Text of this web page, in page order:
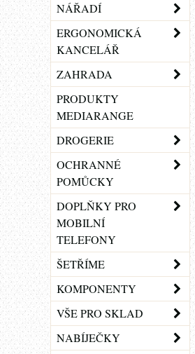
NÁŘADÍ
ERGONOMICKÁ
KANCELÁŘ
ZAHRADA
PRODUKTY
MEDIARANGE
DROGERIE
OCHRANNÉ
POMŮCKY
DOPLŇKY PRO
MOBILNÍ
TELEFONY
ŠETŘÍME
KOMPONENTY
VŠE PRO SKLAD
NABÍJEČKY